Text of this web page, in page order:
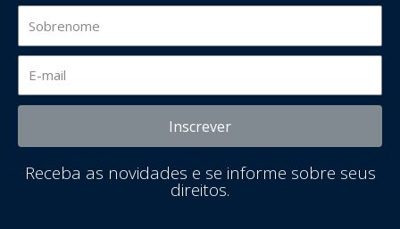
Inscrever
Receba as novidades e se informe sobre seus
direitos.